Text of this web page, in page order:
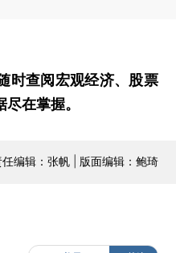
时查阅宏观经济、股票
在掌握。
任编辑：张帆 | 版面编辑：鲍琦